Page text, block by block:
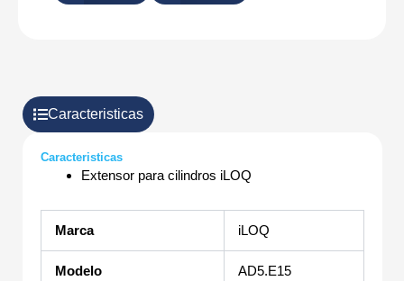
Caracteristicas
Caracteristicas
Extensor para cilindros iLOQ
Marca iLOQ
Modelo AD5.E15